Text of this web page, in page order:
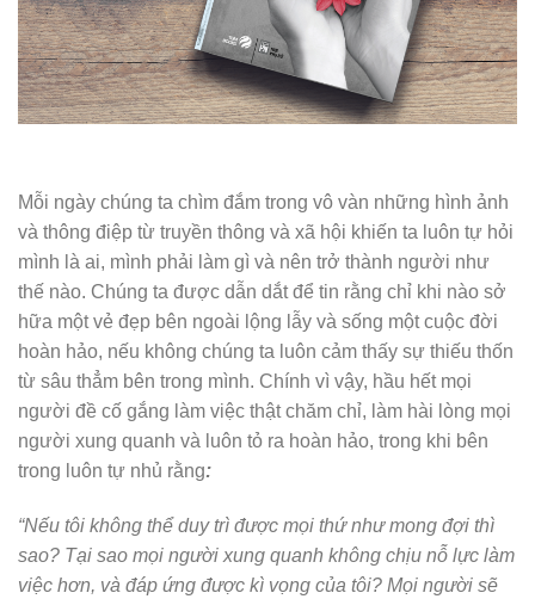
Mỗi ngày chúng ta chìm đắm trong vô vàn những hình ảnh
và thông điệp từ truyền thông và xã hội khiến ta luôn tự hỏi
mình là ai, mình phải làm gì và nên trở thành người như
thế nào. Chúng ta được dẫn dắt để tin rằng chỉ khi nào sở
hữa một vẻ đẹp bên ngoài lộng lẫy và sống một cuộc đời
hoàn hảo, nếu không chúng ta luôn cảm thấy sự thiếu thốn
từ sâu thẳm bên trong mình. Chính vì vậy, hầu hết mọi
người đề cố gắng làm việc thật chăm chỉ, làm hài lòng mọi
người xung quanh và luôn tỏ ra hoàn hảo, trong khi bên
trong luôn tự nhủ rằng:
“Nếu tôi không thể duy trì được mọi thứ như mong đợi thì
sao? Tại sao mọi người xung quanh không chịu nỗ lực làm
việc hơn, và đáp ứng được kì vọng của tôi? Mọi người sẽ